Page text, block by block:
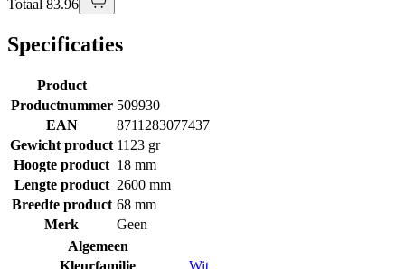
Totaal 83.96
Specificaties
Product
Productnummer 509930
EAN
8711283077437
Gewicht product 1123 gr
Hoogte product 18 mm
Lengte product 2600 mm
Breedte product 68 mm
Merk
Geen
Algemeen
Kleurfamilie
Wit